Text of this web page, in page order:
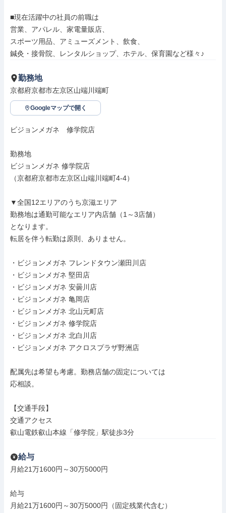
■現在活躍中の社員の前職は
営業、アパレル、家電量販店、
スポーツ用品、アミューズメント、飲食、
鍼灸・接骨院、レンタルショップ、ホテル、保育園など様々♪
勤務地
京都府京都市左京区山端川端町
Googleマップで開く
ビジョンメガネ　修学院店
勤務地
ビジョンメガネ 修学院店
（京都府京都市左京区山端川端町4-4）
▼全国12エリアのうち京滋エリア
勤務地は通勤可能なエリア内店舗（1～3店舗）
となります。
転居を伴う転勤は原則、ありません。
・ビジョンメガネ フレンドタウン瀬田川店
・ビジョンメガネ 堅田店
・ビジョンメガネ 安曇川店
・ビジョンメガネ 亀岡店
・ビジョンメガネ 北山元町店
・ビジョンメガネ 修学院店
・ビジョンメガネ 北白川店
・ビジョンメガネ アクロスプラザ野洲店
配属先は希望も考慮。勤務店舗の固定については
応相談。
【交通手段】
交通アクセス
叡山電鉄叡山本線「修学院」駅徒歩3分
給与
月給21万1600円～30万5000円
給与
月給21万1600円～30万5000円（固定残業代含む）